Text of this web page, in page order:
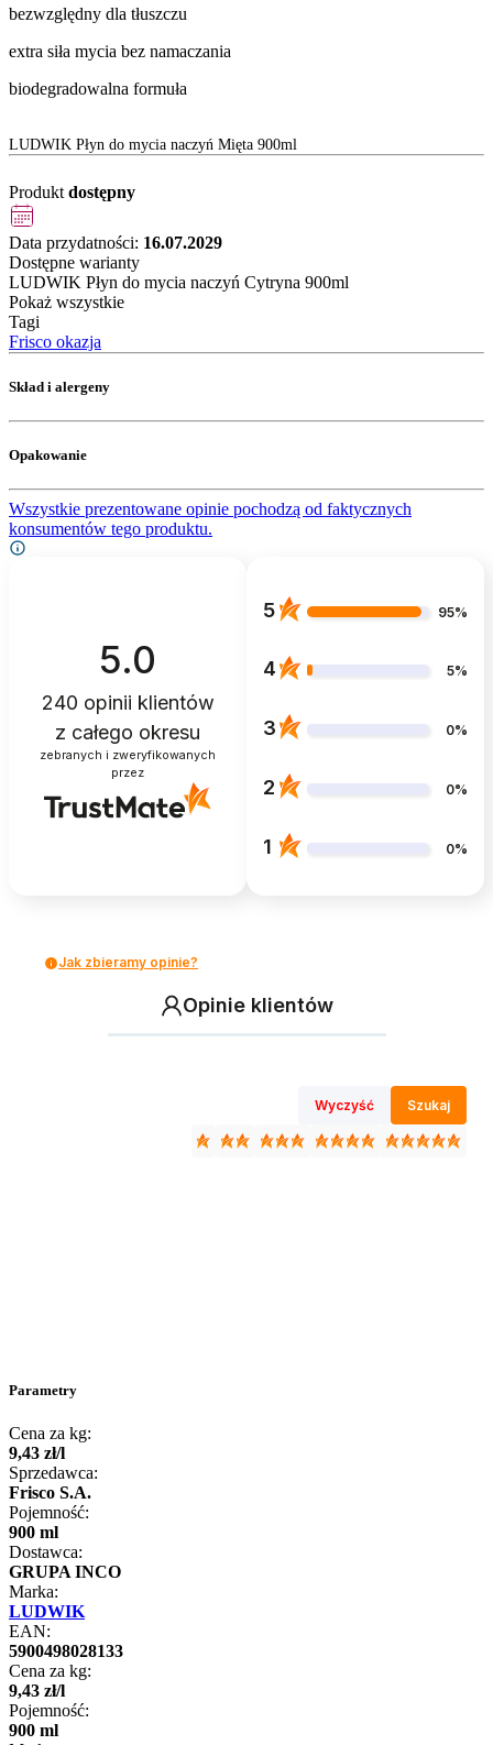
bezwzględny dla tłuszczu
extra siła mycia bez namaczania
biodegradowalna formuła
LUDWIK Płyn do mycia naczyń Mięta 900ml
Produkt dostępny
Data przydatności: 16.07.2029
Dostępne warianty
LUDWIK Płyn do mycia naczyń Cytryna 900ml
Pokaż wszystkie
Tagi
Frisco okazja
Skład i alergeny
Opakowanie
Wszystkie prezentowane opinie pochodzą od faktycznych
konsumentów tego produktu.
5.0
240 opinii klientów
z całego okresu
zebranych i zweryfikowanych
przez
5 95%
4 5%
3 0%
2 0%
1 0%
Jak zbieramy opinie?
Opinie klientów
Wyczyść Szukaj
Parametry
Cena za kg:
9,43 zł/l
Sprzedawca:
Frisco S.A.
Pojemność:
900 ml
Dostawca:
GRUPA INCO
Marka:
LUDWIK
EAN:
5900498028133
Cena za kg:
9,43 zł/l
Pojemność:
900 ml